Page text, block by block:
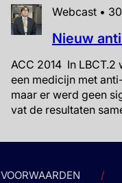
Webcast •
Nieuw
ACC 2014 In
een medicijn met
maar er werd geen
vat de resultaten
VOORWAARDEN